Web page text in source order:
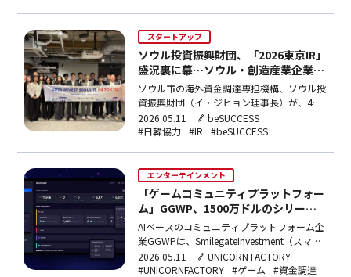
スタートアップ
ソウル投資振興財団、「2026東京IR」
盛況裏に幕…ソウル・創造産業企業へ
の日本からの資金調達を支援
ソウル市の海外資金調達専担機構、ソウル投
資振興財団（イ・ジヒョン理事長）が、4月
26日から29日まで東京で開いた「2026イン
ベストソウル東京IR」が盛況裏に幕を閉じ
産業分野で優秀なビジネスモデルを有するソ
ウルの企業…
2026.05.11
beSUCCESS
#日韓協力 #IR #beSUCCESS
エンターテインメント
「ゲームコミュニティプラットフォー
ム」GGWP、1500万ドルのシリーズA
資金調達
AIベースのコミュニティプラットフォーム企
業GGWPは、SmilegateInvestment（スマイ
ルゲートインベストメント）、
KoreaInvestmentPartners（韓国投資パート
2026.05.11
UNICORN FACTORY
#UNICORNFACTORY #ゲーム #資金調達